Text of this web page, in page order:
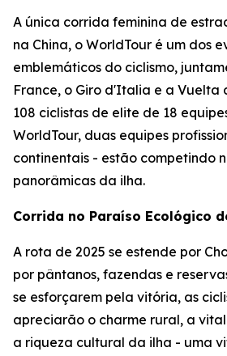
A única corrida feminina de
na China, o WorldTour é um dos
emblemáticos do ciclismo,
France, o Giro d'Italia e a Vuelta
108 ciclistas de elite de 18
WorldTour, duas equipes
continentais - estão competindo
panorâmicas da ilha.
Corrida no Paraíso Ecológico
A rota de 2025 se estende por
por pântanos, fazendas e
se esforçarem pela vitória, as
apreciarão o charme rural, a
a riqueza cultural da ilha - uma